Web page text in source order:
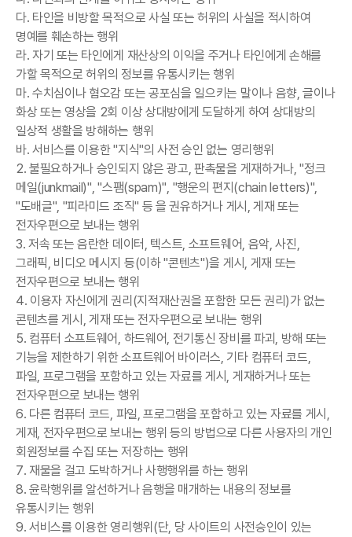
다. 타인을 비방할 목적으로 사실 또는 허위의 사실을 적시하여
명예를 훼손하는 행위
라. 자기 또는 타인에게 재산상의 이익을 주거나 타인에게 손해를
가할 목적으로 허위의 정보를 유통시키는 행위
마. 수치심이나 혐오감 또는 공포심을 일으키는 말이나 음향, 글이나
화상 또는 영상을 2회 이상 상대방에게 도달하게 하여 상대방의
일상적 생활을 방해하는 행위
바. 서비스를 이용한 "지식"의 사전 승인 없는 영리행위
2. 불필요하거나 승인되지 않은 광고, 판촉물을 게재하거나, "정크
메일(junkmail)", "스팸(spam)", "행운의 편지(chain letters)",
"도배글", "피라미드 조직" 등 을 권유하거나 게시, 게재 또는
전자우편으로 보내는 행위
3. 저속 또는 음란한 데이터, 텍스트, 소프트웨어, 음악, 사진,
그래픽, 비디오 메시지 등(이하 "콘텐츠")을 게시, 게재 또는
전자우편으로 보내는 행위
4. 이용자 자신에게 권리(지적재산권을 포함한 모든 권리)가 없는
콘텐츠를 게시, 게재 또는 전자우편으로 보내는 행위
5. 컴퓨터 소프트웨어, 하드웨어, 전기통신 장비를 파괴, 방해 또는
기능을 제한하기 위한 소프트웨어 바이러스, 기타 컴퓨터 코드,
파일, 프로그램을 포함하고 있는 자료를 게시, 게재하거나 또는
전자우편으로 보내는 행위
6. 다른 컴퓨터 코드, 파일, 프로그램을 포함하고 있는 자료를 게시,
게재, 전자우편으로 보내는 행위 등의 방법으로 다른 사용자의 개인
회원정보를 수집 또는 저장하는 행위
7. 재물을 걸고 도박하거나 사행행위를 하는 행위
8. 윤락행위를 알선하거나 음행을 매개하는 내용의 정보를
유통시키는 행위
9. 서비스를 이용한 영리행위(단, 당 사이트의 사전승인이 있는